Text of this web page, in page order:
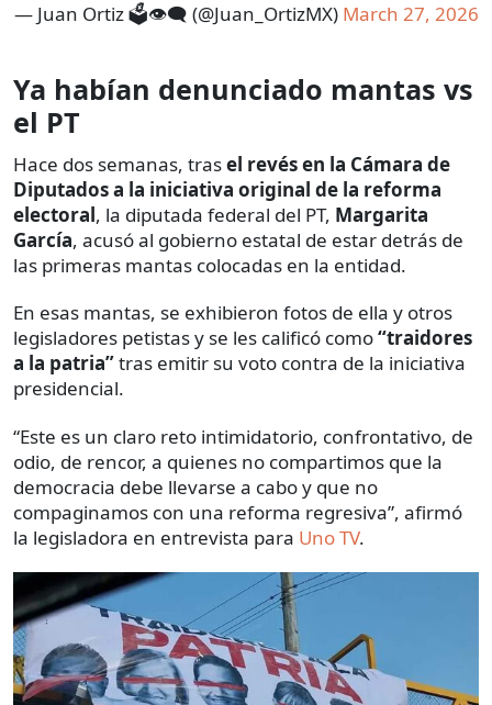
— Juan Ortiz 🗳️👁‍🗨 (@Juan_OrtizMX) March 27, 2026
Ya habían denunciado mantas vs
el PT
Hace dos semanas, trasel revés en la Cámara de
Diputados a la iniciativa original de la reforma
electoral, la diputada federal del PT, Margarita
García, acusó al gobierno estatal de estar detrás de
las primeras mantas colocadas en la entidad.
En esas mantas, se exhibieron fotos de ella y otros
legisladores petistas y se les calificó como“traidores
a la patria”tras emitir su voto contra de la iniciativa
presidencial.
“Este es un claro reto intimidatorio, confrontativo, de
odio, de rencor, a quienes no compartimos que la
democracia debe llevarse a cabo y que no
compaginamos con una reforma regresiva”, afirmó
la legisladora en entrevista para Uno TV.